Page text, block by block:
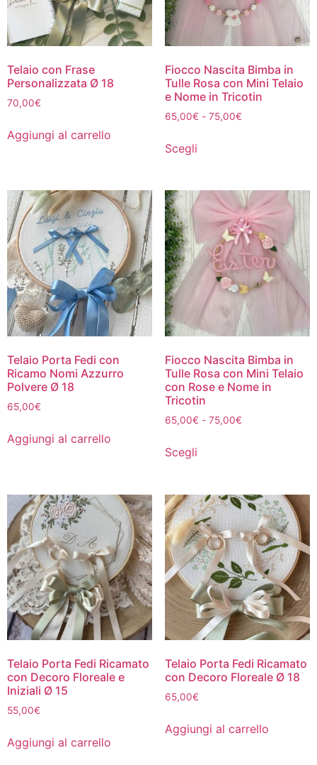
Telaio con Frase
Personalizzata Ø 18
70,00€
Aggiungi al carrello
Fiocco Nascita Bimba in
Tulle Rosa con Mini Telaio
e Nome in Tricotin
65,00€ - 75,00€
Scegli
Telaio Porta Fedi con
Ricamo Nomi Azzurro
Polvere Ø 18
65,00€
Aggiungi al carrello
Fiocco Nascita Bimba in
Tulle Rosa con Mini Telaio
con Rose e Nome in
Tricotin
65,00€ - 75,00€
Scegli
Telaio Porta Fedi Ricamato
con Decoro Floreale e
Iniziali Ø 15
55,00€
Aggiungi al carrello
Telaio Porta Fedi Ricamato
con Decoro Floreale Ø 18
65,00€
Aggiungi al carrello